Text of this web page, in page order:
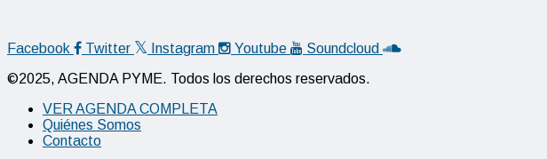
Facebook Twitter Instagram Youtube
Soundcloud
©2025, AGENDA PYME. Todos los derechos reservados.
VER AGENDA COMPLETA
Quiénes Somos
Contacto